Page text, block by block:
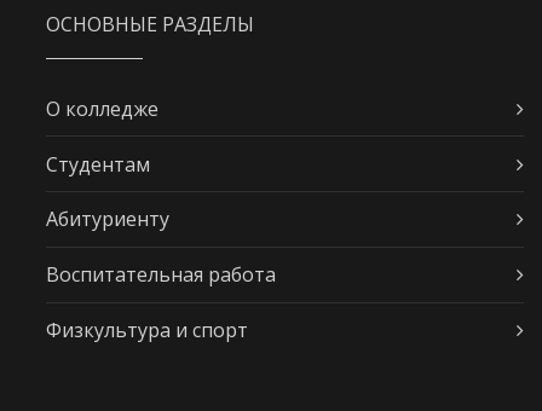
ОСНОВНЫЕ РАЗДЕЛЫ
О колледже
Студентам
Абитуриенту
Воспитательная работа
Физкультура и спорт